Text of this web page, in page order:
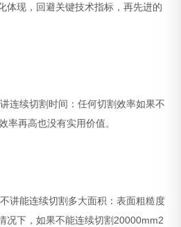
体现，回避关键技术指标，再先进的
续切割时间：任何切割效率如果不
率再高也没有实用价值。
能连续切割多大面积：表面粗糙度
况下，如果不能连续切割20000mm2